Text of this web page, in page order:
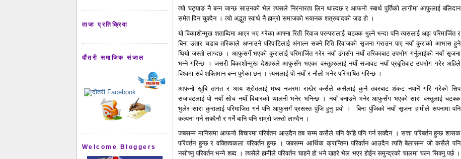
ताजा प्रतिक्रिया
दौंतरी समाजिक संजाल
Welcome Bloggers
त्यो चट्याङ नै बन्न जान्छ साउनको भेल त्यसले निरन्तरता लिन थाल्दछ र आफनो स्बार्थ पुर्तिको लागीमा आफुलाई बलिदान
समेत दिन चुक्दैन । त्यो अद्भुत स्वार्थ नै हाम्रो समाजको भयानक शत्रुबादको जड हो ।
यो विकाशोन्मुख शताब्दिमा आएर भए गरेका आफ्ना रिती रिवाज परम्परालाई चटक्क भुल्ने भन्दा पनि त्यसलाई अझ परिमार्जित र
बिना उतार चडाब तरिकाले अप्नाउने परिपाटिलाई अंगाल्न सक्ने रिति रिवाजको सृजना गराउन पाए नयाँ कुराको आभास हुने
थियो जस्तो लाग्दछ । आफुसगँ भएको कुरालाई परिमार्जित गरेर नयाँ ढंगसँग नयाँ तरिकाबाट उपभोग गर्नुलाईको नयाँ सृजना
भन्ने गरिन्छ । जसरी बिकाशोन्मुख देशहरुले आफुसँग भएका वस्तुहरुलाई नयाँ सजावट नयाँ प्रबृतिबाट उपभोग गरेर अहिले
विश्वमा सर्व शक्तिमान बन्न पुगेका छन् । त्यसलाई पो नयाँ र नौलो भनेर परिभाषित गरिन्छ ।
आफनो खुबि तागत र आय श्रोतलाई मध्य नजरमा राखेर कसैले कसैलाई कुनै तवरबाट शंकट नपार्ने गरि गरेको सिप
सजावटलाई पो नयाँ सोच नयाँ बिचारको थालनी भनेर भनिन्छ । नयाँ बनाउने भनेर आफुसँग भएको सारा वस्तुलाई चटक्क
भुलेर सारा कुरालाई परिमाजित गर्न पनि आफुसगँ प्रसस्त पुंजि हुनु पर्‍यो । बिना पुंजिको नयाँ सृजना हामीले सपनामा पनि
कल्पना गर्न सक्दैनौ र गर्ने बानि पनि राम्रो जस्तो लाग्दैन ।
जबसम्म मानिसमा आफनो बिचारमा परिर्बतन आउदैन तब सम्म कसैले पनि केहि पनि गर्न सक्दैन । सत्ता परिबर्तन हुन्छ शासक
परिवर्तन हुन्छ र वक्तित्वकला परिवर्तन हुन्छ । जबसम्म आर्थिक क्रान्तिमा परिवर्तन आउदैन त्यति बेलासम्म जो कसैले पनि
नसोच्नु परिवर्तन भन्ने शब्द । त्यसैले हामीले परिवर्तन चाहने हो भने खहरे भेल भएर होईन समुन्द्रको चालमा चल्न सिक्नु पर्छ ।